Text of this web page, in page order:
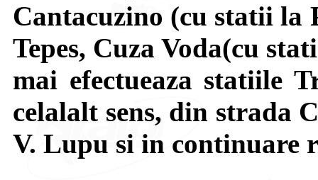
Cantacuzino (cu statii la
Tepes, Cuza Voda(cu
mai efectueaza statiile
celalalt sens, din strada
V. Lupu si in continuare